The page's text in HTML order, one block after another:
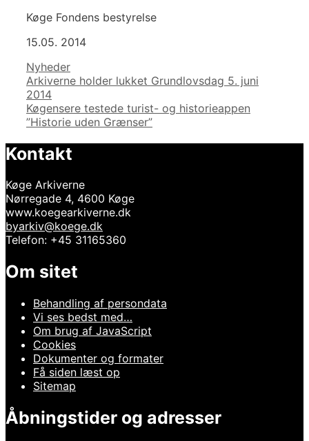
Køge Fondens bestyrelse
15.05. 2014
Kategorier
Nyheder
Indlægsnavigation
Arkiverne holder lukket Grundlovsdag 5. juni
2014
Køgensere testede turist- og historieappen
”Historie uden Grænser”
Kontakt
Køge Arkiverne
Nørregade 4, 4600 Køge
www.koegearkiverne.dk
byarkiv@koege.dk
Telefon: +45 31165360
Om sitet
Behandling af persondata
Vi ses bedst med…
Om brug af JavaScript
Cookies
Dokumenter og formater
Få siden læst op
Sitemap
Åbningstider og adresser